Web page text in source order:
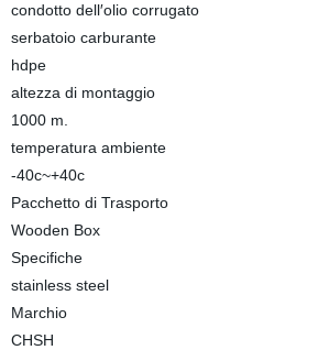
condotto dell′olio corrugato
serbatoio carburante
hdpe
altezza di montaggio
1000 m.
temperatura ambiente
-40c~+40c
Pacchetto di Trasporto
Wooden Box
Specifiche
stainless steel
Marchio
CHSH